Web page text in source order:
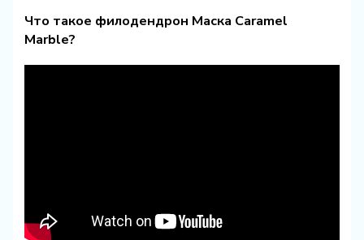
Что такое филодендрон Маска Caramel
Marble?